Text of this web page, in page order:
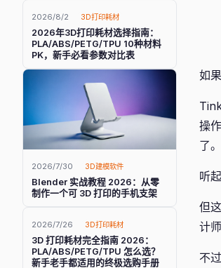
2026/8/2 3D打印耗材
2026年3D打印耗材选择指南：
PLA/ABS/PETG/TPU 10种材料
PK，新手必看参数对比表
2026/7/30 3D建模软件
Blender 实战教程 2026：从零
制作一个可 3D 打印的手机支架
2026/7/26 3D打印耗材
3D 打印耗材完全指南 2026：
PLA/ABS/PETG/TPU 怎么选？
新手老手都适用的终极选购手册
如
操
了。
听
但
计
不